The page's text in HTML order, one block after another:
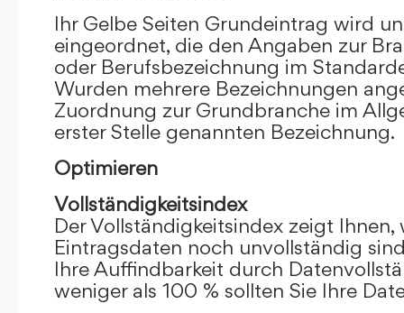
Ihr Gelbe Seiten Grundeintrag wird
eingeordnet, die den Angaben zur
oder Berufsbezeichnung im
Wurden mehrere Bezeichnungen
Zuordnung zur Grundbranche im
erster Stelle genannten Bezeichnung.
Optimieren
Vollständigkeitsindex
Der Vollständigkeitsindex zeigt
Eintragsdaten noch unvollständig
Ihre Auffindbarkeit durch
weniger als 100 % sollten Sie Ihre